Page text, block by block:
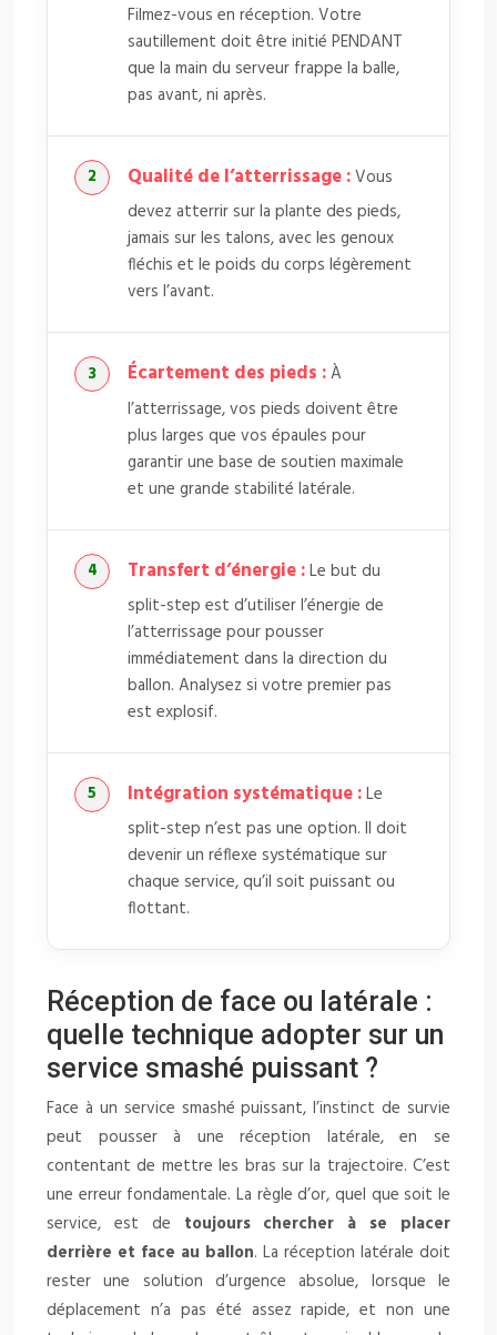
Filmez-vous en réception. Votre
sautillement doit être initié PENDANT
que la main du serveur frappe la balle,
pas avant, ni après.
Qualité de l’atterrissage :Vous
devez atterrir sur la plante des pieds,
jamais sur les talons, avec les genoux
fléchis et le poids du corps légèrement
vers l’avant.
Écartement des pieds :À
l’atterrissage, vos pieds doivent être
plus larges que vos épaules pour
garantir une base de soutien maximale
et une grande stabilité latérale.
Transfert d’énergie :Le but du
split-step est d’utiliser l’énergie de
l’atterrissage pour pousser
immédiatement dans la direction du
ballon. Analysez si votre premier pas
est explosif.
Intégration systématique :Le
split-step n’est pas une option. Il doit
devenir un réflexe systématique sur
chaque service, qu’il soit puissant ou
flottant.
Réception de face ou latérale :
quelle technique adopter sur un
service smashé puissant ?
Face à un service smashé puissant, l’instinct de survie
peut pousser à une réception latérale, en se
contentant de mettre les bras sur la trajectoire. C’est
une erreur fondamentale. La règle d’or, quel que soit le
service, est de toujours chercher à se placer
derrière et face au ballon. La réception latérale doit
rester une solution d’urgence absolue, lorsque le
déplacement n’a pas été assez rapide, et non une